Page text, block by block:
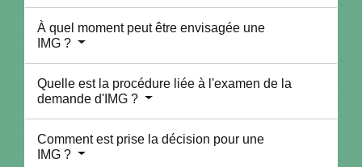
À quel moment peut être envisagée une
IMG ?
Quelle est la procédure liée à l'examen de la
demande d'IMG ?
Comment est prise la décision pour une
IMG ?